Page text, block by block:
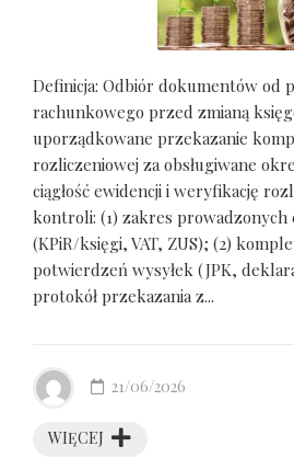
Definicja: Odbiór dokumentów od
rachunkowego przed zmianą
uporządkowane przekazanie
rozliczeniowej za obsługiwane
ciągłość ewidencji i weryfikację
kontroli: (1) zakres prowadzonych
(KPiR/księgi, VAT, ZUS); (2)
potwierdzeń wysyłek (JPK,
protokół przekazania z...
WIĘCEJ
21/06/2026